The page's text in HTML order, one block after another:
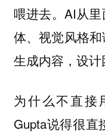
喂进去。AI从
体、视觉风格
生成内容，设计
为什么不直接
Gupta说得很直